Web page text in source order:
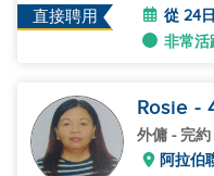
直接聘用
從 24
非常活
Rosie -
外傭 - 完約
阿拉伯